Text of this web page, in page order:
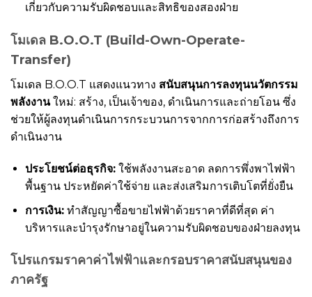
เกี่ยวกับความรับผิดชอบและสิทธิของสองฝ่าย
โมเดล B.O.O.T (Build-Own-Operate-
Transfer)
โมเดล B.O.O.T แสดงแนวทาง สนับสนุนการลงทุนนวัตกรรม
พลังงานใหม่: สร้าง, เป็นเจ้าของ, ดำเนินการและถ่ายโอน ซึ่ง
ช่วยให้ผู้ลงทุนดำเนินการกระบวนการจากการก่อสร้างถึงการ
ดำเนินงาน
ประโยชน์ต่อธุรกิจ:ใช้พลังงานสะอาด ลดการพึ่งพาไฟฟ้า
พื้นฐาน ประหยัดค่าใช้จ่าย และส่งเสริมการเติบโตที่ยั่งยืน
การเงิน:ทำสัญญาซื้อขายไฟฟ้าด้วยราคาที่ดีที่สุด ค่า
บริหารและบำรุงรักษาอยู่ในความรับผิดชอบของฝ่ายลงทุน
โปรแกรมราคาค่าไฟฟ้าและกรอบราคาสนับสนุนของ
ภาครัฐ